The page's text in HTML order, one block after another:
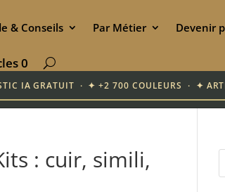
& Conseils Par Métier Devenir
0
IA GRATUIT · ✦ +2 700 COULEURS · ✦
: cuir, simili,